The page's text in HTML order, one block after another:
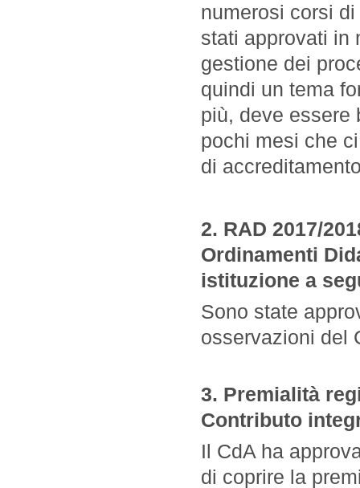
numerosi corsi
stati approvati in
gestione dei
quindi un tema
più, deve essere
pochi mesi che
di
2. RAD 2017/
Ordinamenti
istituzione a
Sono state
osservazioni del
3. Premialità
Contributo
Il CdA ha
di coprire la